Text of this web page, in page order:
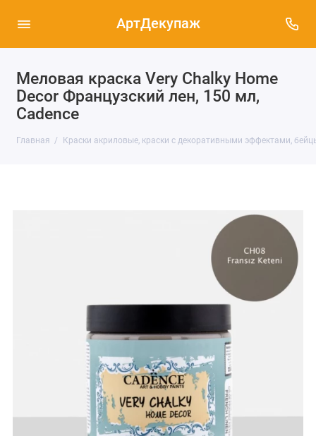
АртДекупаж
Меловая краска Very Chalky Home
Decor Французский лен, 150 мл,
Cadence
Главная Краски акриловые, краски с декоративными эффектами,